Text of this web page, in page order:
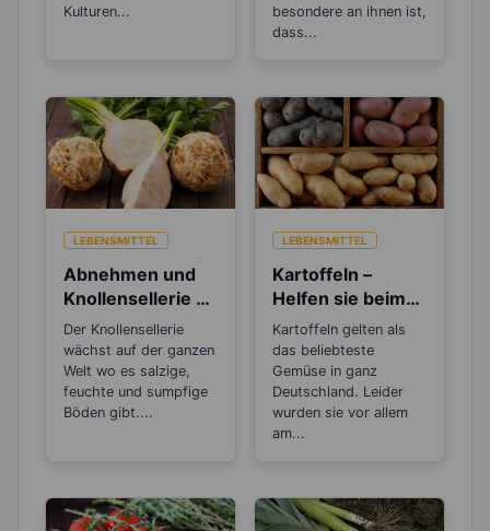
Kulturen...
besondere an ihnen ist,
dass...
LEBENSMITTEL
Abnehmen und
Knollensellerie –
Auch wirksam bei
Sodbrennen!
Der Knollensellerie
wächst auf der ganzen
Welt wo es salzige,
feuchte und sumpfige
Böden gibt....
LEBENSMITTEL
Kartoffeln –
Helfen sie beim
Abnehmen oder
machen sie dick?
Kartoffeln gelten als
das beliebteste
Gemüse in ganz
Deutschland. Leider
wurden sie vor allem
am...